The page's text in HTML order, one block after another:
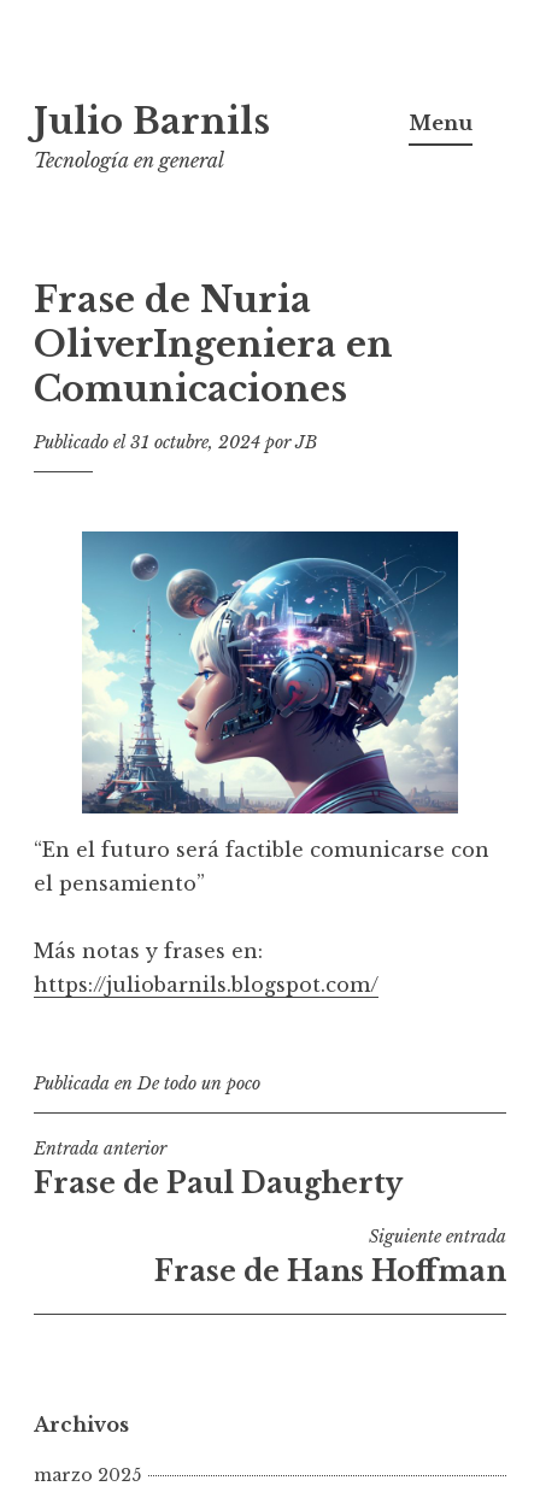
al
contenido
Julio Barnils
Tecnología en general
Menu
Frase de Nuria
OliverIngeniera en
Comunicaciones
Publicado el31 octubre, 2024 porJB
“En el futuro será factible comunicarse con
el pensamiento”
Más notas y frases en:
https://juliobarnils.blogspot.com/
Publicada enDe todo un poco
Navegación
de
Entrada anterior
Frase de Paul Daugherty
Siguiente entrada
Frase de Hans Hoffman
Archivos
marzo 2025